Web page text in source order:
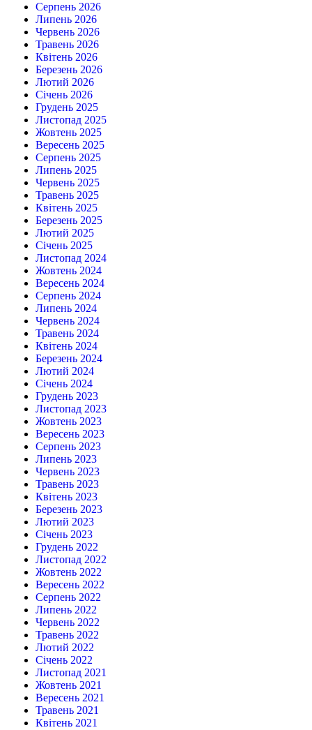
Серпень 2026
Липень 2026
Червень 2026
Травень 2026
Квітень 2026
Березень 2026
Лютий 2026
Січень 2026
Грудень 2025
Листопад 2025
Жовтень 2025
Вересень 2025
Серпень 2025
Липень 2025
Червень 2025
Травень 2025
Квітень 2025
Березень 2025
Лютий 2025
Січень 2025
Листопад 2024
Жовтень 2024
Вересень 2024
Серпень 2024
Липень 2024
Червень 2024
Травень 2024
Квітень 2024
Березень 2024
Лютий 2024
Січень 2024
Грудень 2023
Листопад 2023
Жовтень 2023
Вересень 2023
Серпень 2023
Липень 2023
Червень 2023
Травень 2023
Квітень 2023
Березень 2023
Лютий 2023
Січень 2023
Грудень 2022
Листопад 2022
Жовтень 2022
Вересень 2022
Серпень 2022
Липень 2022
Червень 2022
Травень 2022
Лютий 2022
Січень 2022
Листопад 2021
Жовтень 2021
Вересень 2021
Травень 2021
Квітень 2021